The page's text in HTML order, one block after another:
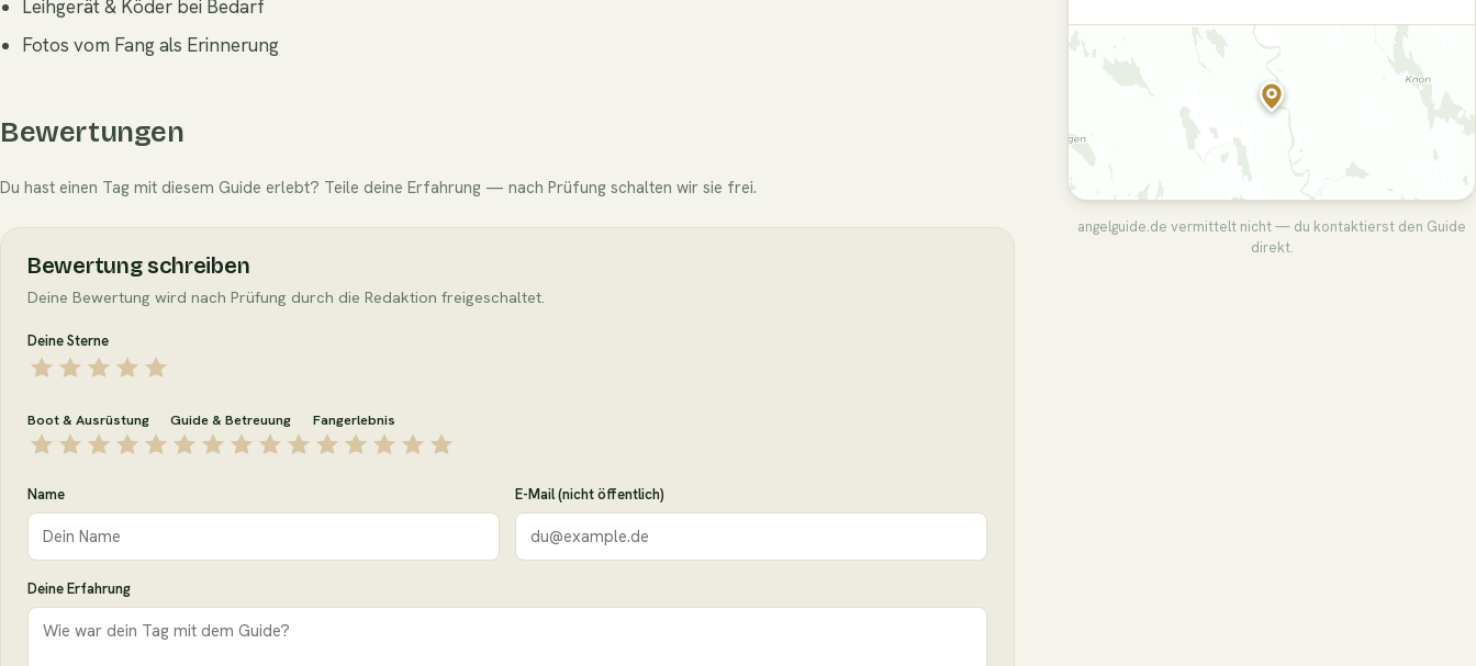
Leihgerät & Köder bei Bedarf
Fotos vom Fang als Erinnerung
Bewertungen
Du hast einen Tag mit diesem Guide erlebt? Teile deine Erfahrung — nach Prüfung schalten wir sie frei.
Bewertung schreiben
Deine Bewertung wird nach Prüfung durch die Redaktion freigeschaltet.
Deine Sterne
Boot & Ausrüstung Guide & Betreuung Fangerlebnis
Name E-Mail (nicht öffentlich)
Deine Erfahrung
angelguide.de vermittelt nicht — du kontaktierst den Guide
direkt.